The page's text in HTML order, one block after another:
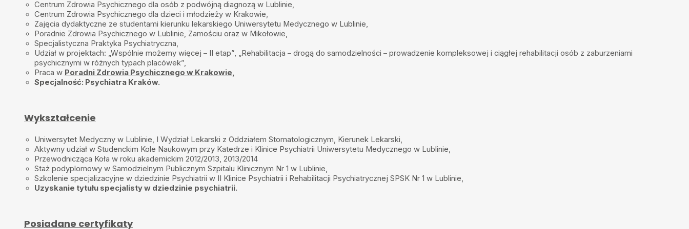
M.M
2025-11-28
Pani Doktor Lis jest z tych lepszych lekarzy,którzy słuchaja,wierzą w to co człowiek mówi,czyli
w prawde,sprawdza leczenie z poprzednich lat i miejsc- jedno już nie istnieje-gdy trzeba
zaleca badania z krwi i nie tylko -i próbuje dobrać co do czego potrzebne w lekach,i to dobry
człowiek.
Kinga•2025-11-18
Jestem bardzo zadowolona z konsultacji. Czułam się wysłuchana. Pani doktor wszystko
dokładnie wyjaśniła, zaleciła kolejne kroki.
odważyłam się zmienić leki, co okazało się strzałem w dziesiątkę. Pani Doktor jest świetnym
specjalistom, polecam.
Ewa Sz•2025-09-01
Z porad Pani Doktor korzystam już od roku i od samego początku mogłam doświadczyć
profesjonalnego podejścia do pacjenta i zarazem dużo empatii. Zrozumienie oraz chęć
pomocy są bardzo zauważalne. Leczenie zostało dobrane odpowiednio po wnikliwym
wywiadzie. Zmiana w samopoczuciu od tego czasu jest przeogromna. Pomoc człowiekowi w
tego typu trudnościach wymaga nie tylko fachowej wiedzy, ale również wyjątkowego
charakteru. Pani Doktor ma wszystko, co jest potrzebne, żeby pacjent poczuł się całkowicie
Polecam z całego serca Panią doktor Agnieszkę Lis. Przyszłam na pierwszą wizytę kiedy
Centrum Zdrowia Psychicznego dla osób z podwójną diagnozą w Lublinie,
Centrum Zdrowia Psychicznego dla dzieci i młodzieży w Krakowie,
Zajęcia dydaktyczne ze studentami kierunku lekarskiego Uniwersytetu Medycznego w Lublinie,
Poradnie Zdrowia Psychicznego w Lublinie, Zamościu oraz w Mikołowie,
Specjalistyczna Praktyka Psychiatryczna,
Udział w projektach: „Wspólnie możemy więcej – II etap”, „Rehabilitacja – drogą do samodzielności – prowadzenie kompleksowej i ciągłej rehabilitacji osób z zaburzeniami
psychicznymi w różnych typach placówek”,
Praca w Poradni Zdrowia Psychicznego w Krakowie,
Specjalność: Psychiatra Kraków.
Wykształcenie
Uniwersytet Medyczny w Lublinie, I Wydział Lekarski z Oddziałem Stomatologicznym, Kierunek Lekarski,
Aktywny udział w Studenckim Kole Naukowym przy Katedrze i Klinice Psychiatrii Uniwersytetu Medycznego w Lublinie,
Przewodnicząca Koła w roku akademickim 2012/2013, 2013/2014
Staż podyplomowy w Samodzielnym Publicznym Szpitalu Klinicznym Nr 1 w Lublinie,
Szkolenie specjalizacyjne w dziedzinie Psychiatrii w II Klinice Psychiatrii i Rehabilitacji Psychiatrycznej SPSK Nr 1 w Lublinie,
Uzyskanie tytułu specjalisty w dziedzinie psychiatrii.
Posiadane certyfikaty